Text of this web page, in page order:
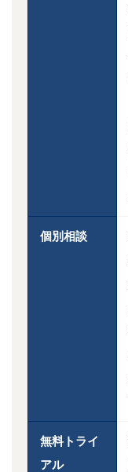
個別相談
無料トライ
アル